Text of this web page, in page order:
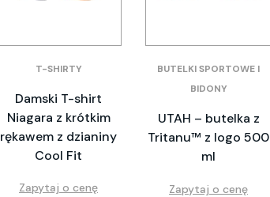
T-SHIRTY
Damski T-shirt
Niagara z krótkim
rękawem z dzianiny
Cool Fit
Zapytaj o cenę
BUTELKI SPORTOWE I
BIDONY
UTAH – butelka z
Tritanu™ z logo 500
ml
Zapytaj o cenę